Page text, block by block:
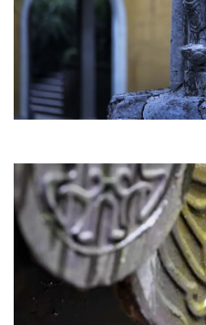
心
专
公
益
慈
善